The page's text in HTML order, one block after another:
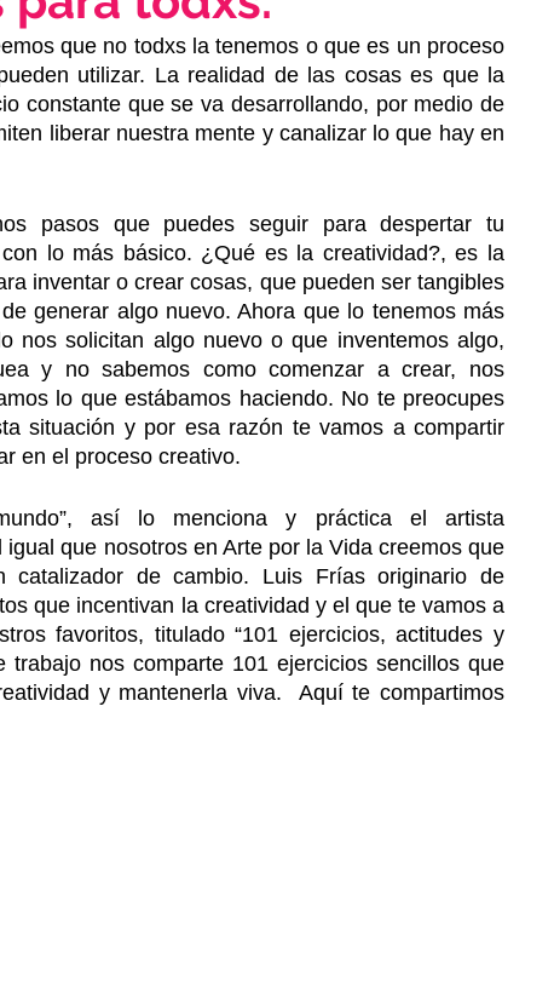
que no todxs la tenemos o que es un proceso
utilizar. La realidad de las cosas es que la
constante que se va desarrollando, por medio de
liberar nuestra mente y canalizar lo que hay en
pasos que puedes seguir para despertar tu
lo más básico. ¿Qué es la creatividad?, es la
inventar o crear cosas, que pueden ser tangibles
generar algo nuevo. Ahora que lo tenemos más
nos solicitan algo nuevo o que inventemos algo,
y no sabemos como comenzar a crear, nos
lo que estábamos haciendo. No te preocupes
situación y por esa razón te vamos a compartir
en el proceso creativo.
así lo menciona y práctica el artista
que nosotros en Arte por la Vida creemos que
de cambio. Luis Frías originario de
que incentivan la creatividad y el que te vamos a
favoritos, titulado “101 ejercicios, actitudes y
trabajo nos comparte 101 ejercicios sencillos que
y mantenerla viva.  Aquí te compartimos